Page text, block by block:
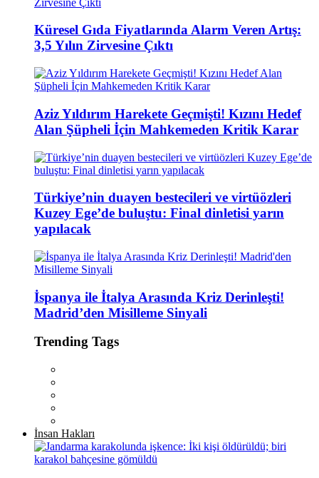
Küresel Gıda Fiyatlarında Alarm Veren Artış:
3,5 Yılın Zirvesine Çıktı
Aziz Yıldırım Harekete Geçmişti! Kızını Hedef
Alan Şüpheli İçin Mahkemeden Kritik Karar
Türkiye’nin duayen bestecileri ve virtüözleri
Kuzey Ege’de buluştu: Final dinletisi yarın
yapılacak
İspanya ile İtalya Arasında Kriz Derinleşti!
Madrid’den Misilleme Sinyali
Trending Tags
İnsan Hakları